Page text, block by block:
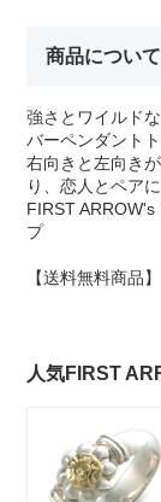
商品について
強さとワイルド
バーペンダント
右向きと左向き
り、恋人とペア
FIRST
プ
【送料無料商品】
人気FIRST